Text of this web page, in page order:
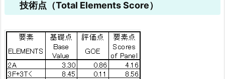
技術点（Total Elements Score）